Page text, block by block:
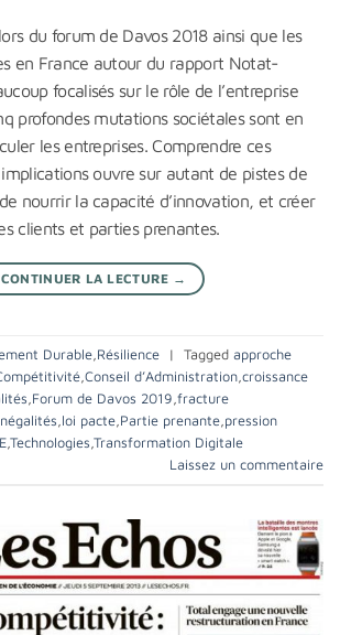
du forum de Davos 2018 ainsi que les
en France autour du rapport Notat-
focalisés sur le rôle de l’entreprise
profondes mutations sociétales sont en
les entreprises. Comprendre ces
ouvre sur autant de pistes de
nourrir la capacité d’innovation, et créer
clients et parties prenantes.
CONTINUER LA LECTURE →
Durable Résilience | Tagged approche
Conseil d’Administration croissance
Forum de Davos 2019 fracture
loi pacte Partie prenante pression
Technologies Transformation Digitale
Laissez un commentaire